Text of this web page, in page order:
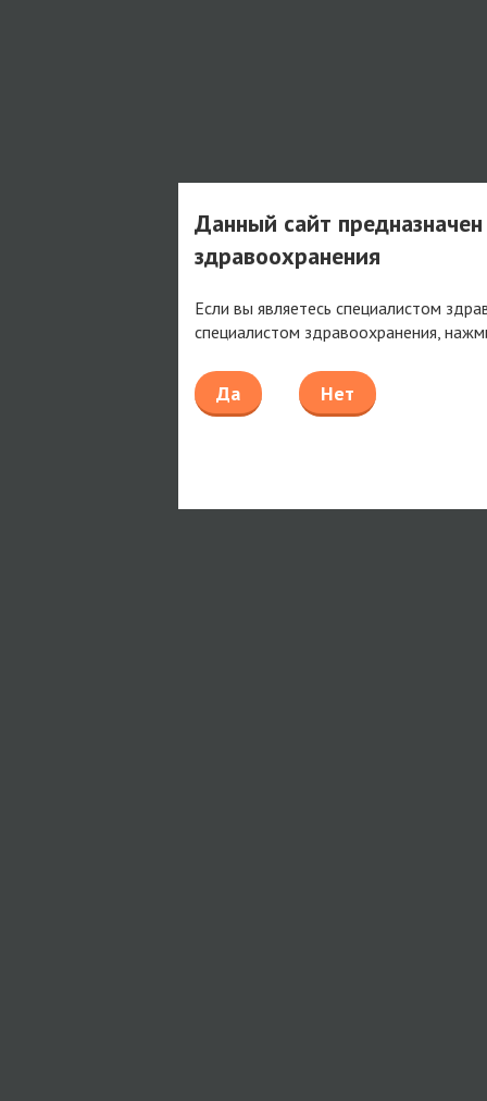
Данный сайт
здравоохранения
Если вы являетесь специалистом
специалистом здравоохранения,
Да Нет